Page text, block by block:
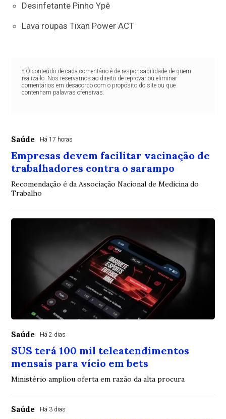
Desinfetante Pinho Ypê
Lava roupas Tixan Power ACT
* O conteúdo de cada comentário é de responsabilidade de quem
realizá-lo. Nos reservamos ao direito de reprovar ou eliminar
comentários em desacordo com o propósito do site ou que
contenham palavras ofensivas.
Saúde Há 17 horas
Empresas devem facilitar vacinação de
trabalhadores contra o sarampo
Recomendação é da Associação Nacional de Medicina do
Trabalho
Saúde Há 2 dias
SUS terá 100 mil teleatendimentos
mensais para vício em bets
Ministério ampliou oferta em razão da alta procura
Saúde Há 3 dias